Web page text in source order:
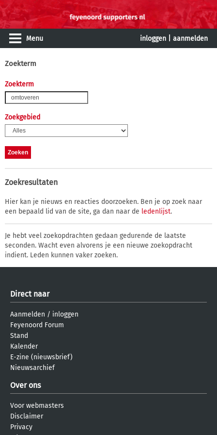
Menu inloggen aanmelden
Zoekterm
Zoekterm
Zoekgebied
Zoekresultaten
Hier kan je nieuws en reacties doorzoeken. Ben je op zoek naar
een bepaald lid van de site, ga dan naar de ledenlijst.
Je hebt veel zoekopdrachten gedaan gedurende de laatste
seconden. Wacht even alvorens je een nieuwe zoekopdracht
indient. Leden kunnen vaker zoeken.
Direct naar
Aanmelden / inloggen
Feyenoord Forum
Stand
Kalender
E-zine (nieuwsbrief)
Nieuwsarchief
Over ons
Voor webmasters
Disclaimer
Privacy